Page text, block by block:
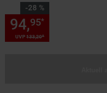
-28 %
Sie Sparen 28 Prozent,
UVP133,20*
94,95*